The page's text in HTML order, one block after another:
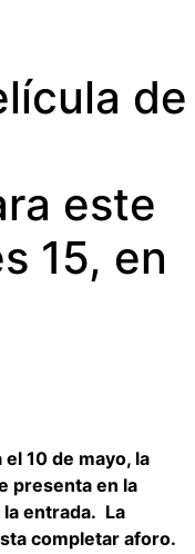
de
este
15, en
10 de mayo, la
presenta en la
la entrada. La
completar aforo.